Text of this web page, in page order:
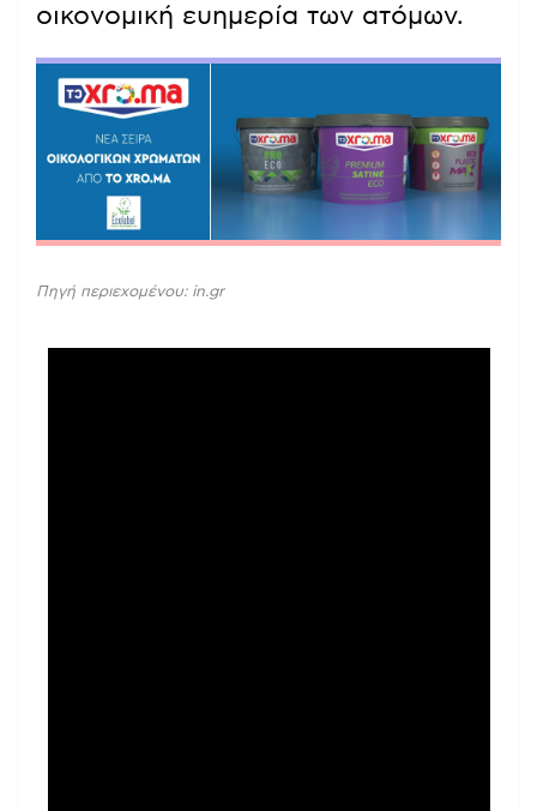
οικονομική ευημερία των ατόμων.
Πηγή περιεχομένου: in.gr